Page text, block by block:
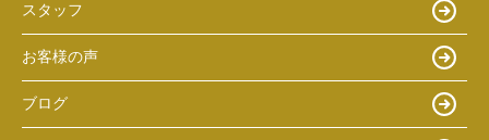
スタッフ
お客様の声
ブログ